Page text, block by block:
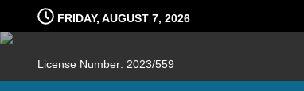
content
FRIDAY, AUGUST 7, 2026
License Number: 2023/559